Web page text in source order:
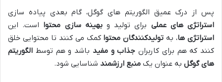
پس از درک عمیق الگوریتم های گوگل، گام بعدی پیاده سازی
استراتژی های عملی برای تولید وبهینه سازی محتوا است. این
استراتژی ها، به تولیدکنندگان محتوا کمک می کنند تا محتوایی خلق
کنند که هم برای کاربران جذاب و مفید باشد و هم توسط الگوریتم
های گوگل به عنوان یک منبع ارزشمند شناسایی شود.